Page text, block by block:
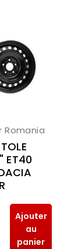
Romania
ET40
Ajouter
au
panier